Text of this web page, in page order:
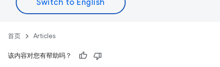
首页 Articles
该内容对您有帮助吗？